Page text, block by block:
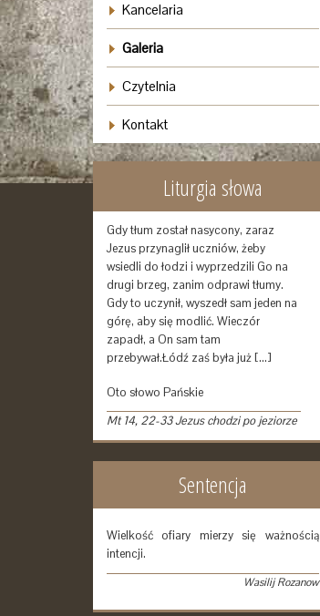
Kancelaria
Galeria
Czytelnia
Kontakt
Liturgia słowa
Gdy tłum został nasycony, zaraz
Jezus przynaglił uczniów, żeby
wsiedli do łodzi i wyprzedzili Go na
drugi brzeg, zanim odprawi tłumy.
Gdy to uczynił, wyszedł sam jeden na
górę, aby się modlić. Wieczór
zapadł, a On sam tam
przebywał.Łódź zaś była już […]
Oto słowo Pańskie
Mt 14, 22-33 Jezus chodzi po jeziorze
Sentencja
Wielkość ofiary mierzy się ważnością
intencji.
Wasilij Rozanow